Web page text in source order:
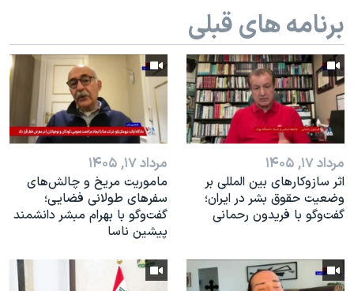
برنامه های قبلی
مرداد ۱۷, ۱۴۰۵
اثر ساز‌و‌کارهای بین المللی بر
وضعیت حقوق بشر در ایران؛
گفت‌وگو با فریدون رحمانی
مرداد ۱۷, ۱۴۰۵
ماموریت مریخ و چالش‌های
سفرهای طولانی فضایی؛
گفت‌وگو با بهرام مبشر دانشمند
پیشین ناسا